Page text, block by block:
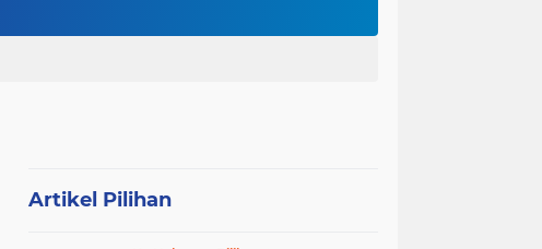
KABAG OPS POLRES TOBA DI NILAI KEHILANGAN INDEPENDENSI. PENGAMANAN PENEMBOKAN TANAH DI LAGUBOTI DAPAT SOROTAN.
Artikel Pilihan